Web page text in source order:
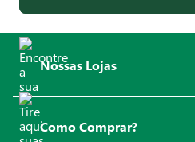
Nossas Lojas
Como Comprar?